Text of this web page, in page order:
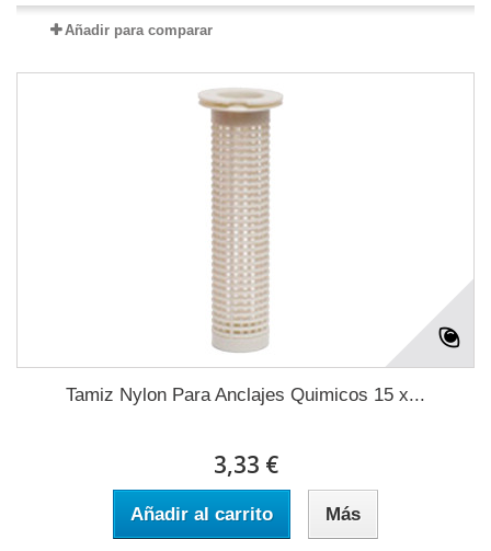
Añadir para comparar
Tamiz Nylon Para Anclajes Quimicos 15 x...
3,33 €
Añadir al carrito Más